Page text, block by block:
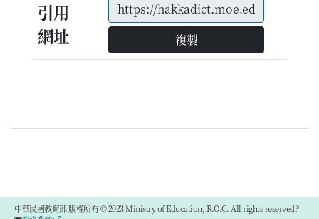
引用
網址
複製
中華民國教育部 版權所有 © 2023 Ministry of Education, R.O.C. All rights reserved.®